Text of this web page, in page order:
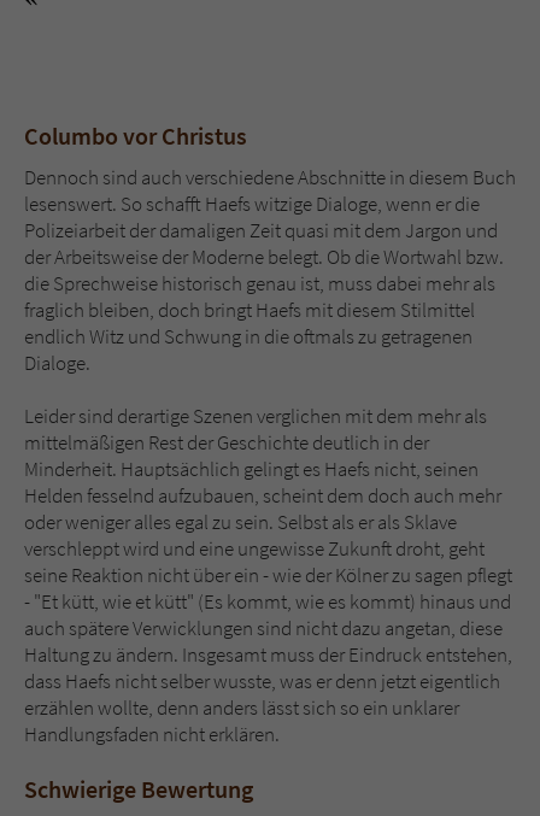
Columbo vor Christus
Dennoch sind auch verschiedene Abschnitte in diesem Buch
lesenswert. So schafft Haefs witzige Dialoge, wenn er die
Polizeiarbeit der damaligen Zeit quasi mit dem Jargon und
der Arbeitsweise der Moderne belegt. Ob die Wortwahl bzw.
die Sprechweise historisch genau ist, muss dabei mehr als
fraglich bleiben, doch bringt Haefs mit diesem Stilmittel
endlich Witz und Schwung in die oftmals zu getragenen
Dialoge.
Leider sind derartige Szenen verglichen mit dem mehr als
mittelmäßigen Rest der Geschichte deutlich in der
Minderheit. Hauptsächlich gelingt es Haefs nicht, seinen
Helden fesselnd aufzubauen, scheint dem doch auch mehr
oder weniger alles egal zu sein. Selbst als er als Sklave
verschleppt wird und eine ungewisse Zukunft droht, geht
seine Reaktion nicht über ein - wie der Kölner zu sagen pflegt
- "Et kütt, wie et kütt" (Es kommt, wie es kommt) hinaus und
auch spätere Verwicklungen sind nicht dazu angetan, diese
Haltung zu ändern. Insgesamt muss der Eindruck entstehen,
dass Haefs nicht selber wusste, was er denn jetzt eigentlich
erzählen wollte, denn anders lässt sich so ein unklarer
Handlungsfaden nicht erklären.
Schwierige Bewertung